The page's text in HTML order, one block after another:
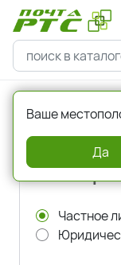
Главная
Частное
Ваше
Да